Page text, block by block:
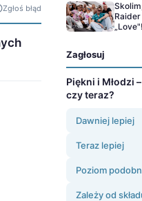
Zgłoś błąd
Zagłosuj
Piękni i Młodzi
czy teraz?
Dawniej lepiej
Teraz lepiej
Poziom
Zależy od